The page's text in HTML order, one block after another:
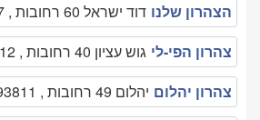
הצהרון שלנו דוד ישראל 60 רחובות , 0502024987
צהרון הפי-לי גוש עציון 40 רחובות , 0503333512
צהרון יהלום יהלום 49 רחובות , 089493811